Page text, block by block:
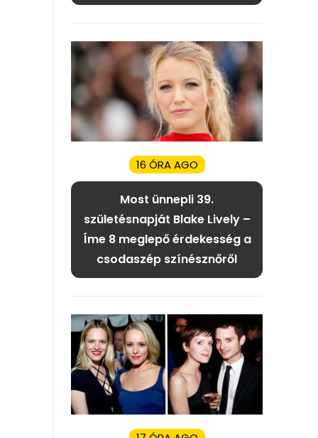
16 ÓRA AGO
Most ünnepli 39.
születésnapját Blake Lively –
Íme 8 meglepő érdekesség a
csodaszép színésznőről